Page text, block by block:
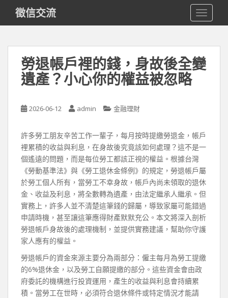
i
徵信交流
勞退帳戶裡的錢，身故後全變
遺產？小心你的權益被忽略
2026-06-12 admin 金融理財
許多勞工朋友辛苦工作一輩子，每月按時提繳勞退金，帳戶
裡累積的收益與利息，在身故後究竟該如何處理？這不是一
個遙遠的問題，而是每位勞工都該正視的權益。根據台灣
《勞動基準法》與《勞工退休金條例》的規定，勞退帳戶屬
於勞工個人所有，當勞工不幸身故，帳戶內尚未領取的退休
金、收益及利息，將全數轉為遺產，由法定繼承人繼承。但
實務上，許多人並不清楚這筆錢的歸屬，導致家屬可能錯過
申請時機，甚至讓這筆應得財產默默充公。本文將深入剖析
勞退帳戶身故後的處理機制，並提供實務建議，幫助你守護
家人應有的權益。
勞退帳戶的資金來源主要分為兩部分：僱主每月為勞工提繳
的6%退休金，以及勞工自願提繳的部分。這些資金會由政
府委託的機構進行投資運用，產生的收益與利息會持續累
積。當勞工在世時，必須符合退休條件或特定情況才能請